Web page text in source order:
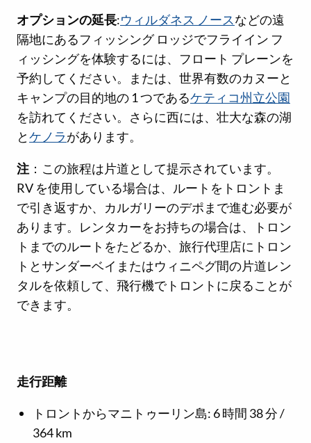
オプションの延長:ウィルダネス ノースなどの遠
隔地にあるフィッシング ロッジでフライイン フ
ィッシングを体験するには、フロート プレーンを
予約してください。または、世界有数のカヌーと
キャンプの目的地の 1 つであるケティコ州立公園
を訪れてください。さらに西には、壮大な森の湖
とケノラがあります。
注 ：この旅程は片道として提示されています。
RV を使用している場合は、ルートをトロントま
で引き返すか、カルガリーのデポまで進む必要が
あります。レンタカーをお持ちの場合は、トロン
トまでのルートをたどるか、旅行代理店にトロン
トとサンダーベイまたはウィニペグ間の片道レン
タルを依頼して、飛行機でトロントに戻ることが
できます。
走行距離
トロントからマニトゥーリン島: 6 時間 38 分 /
364 km